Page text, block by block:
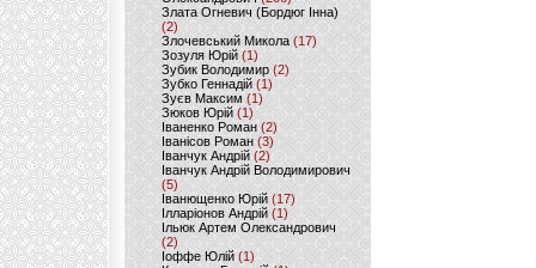
Злата Огневич (Бордюг Інна)
(2)
Злочевський Микола(17)
Зозуля Юрій (1)
Зубик Володимир (2)
Зубко Геннадій (1)
Зуєв Максим(1)
Зюков Юрій (1)
Іваненко Роман (2)
Іванісов Роман (3)
Іванчук Андрій(2)
Іванчук Андрій Володимирович
(5)
Іванющенко Юрій (17)
Ілларіонов Андрій (1)
Ільюк Артем Олександрович
(2)
Іоффе Юлій (1)